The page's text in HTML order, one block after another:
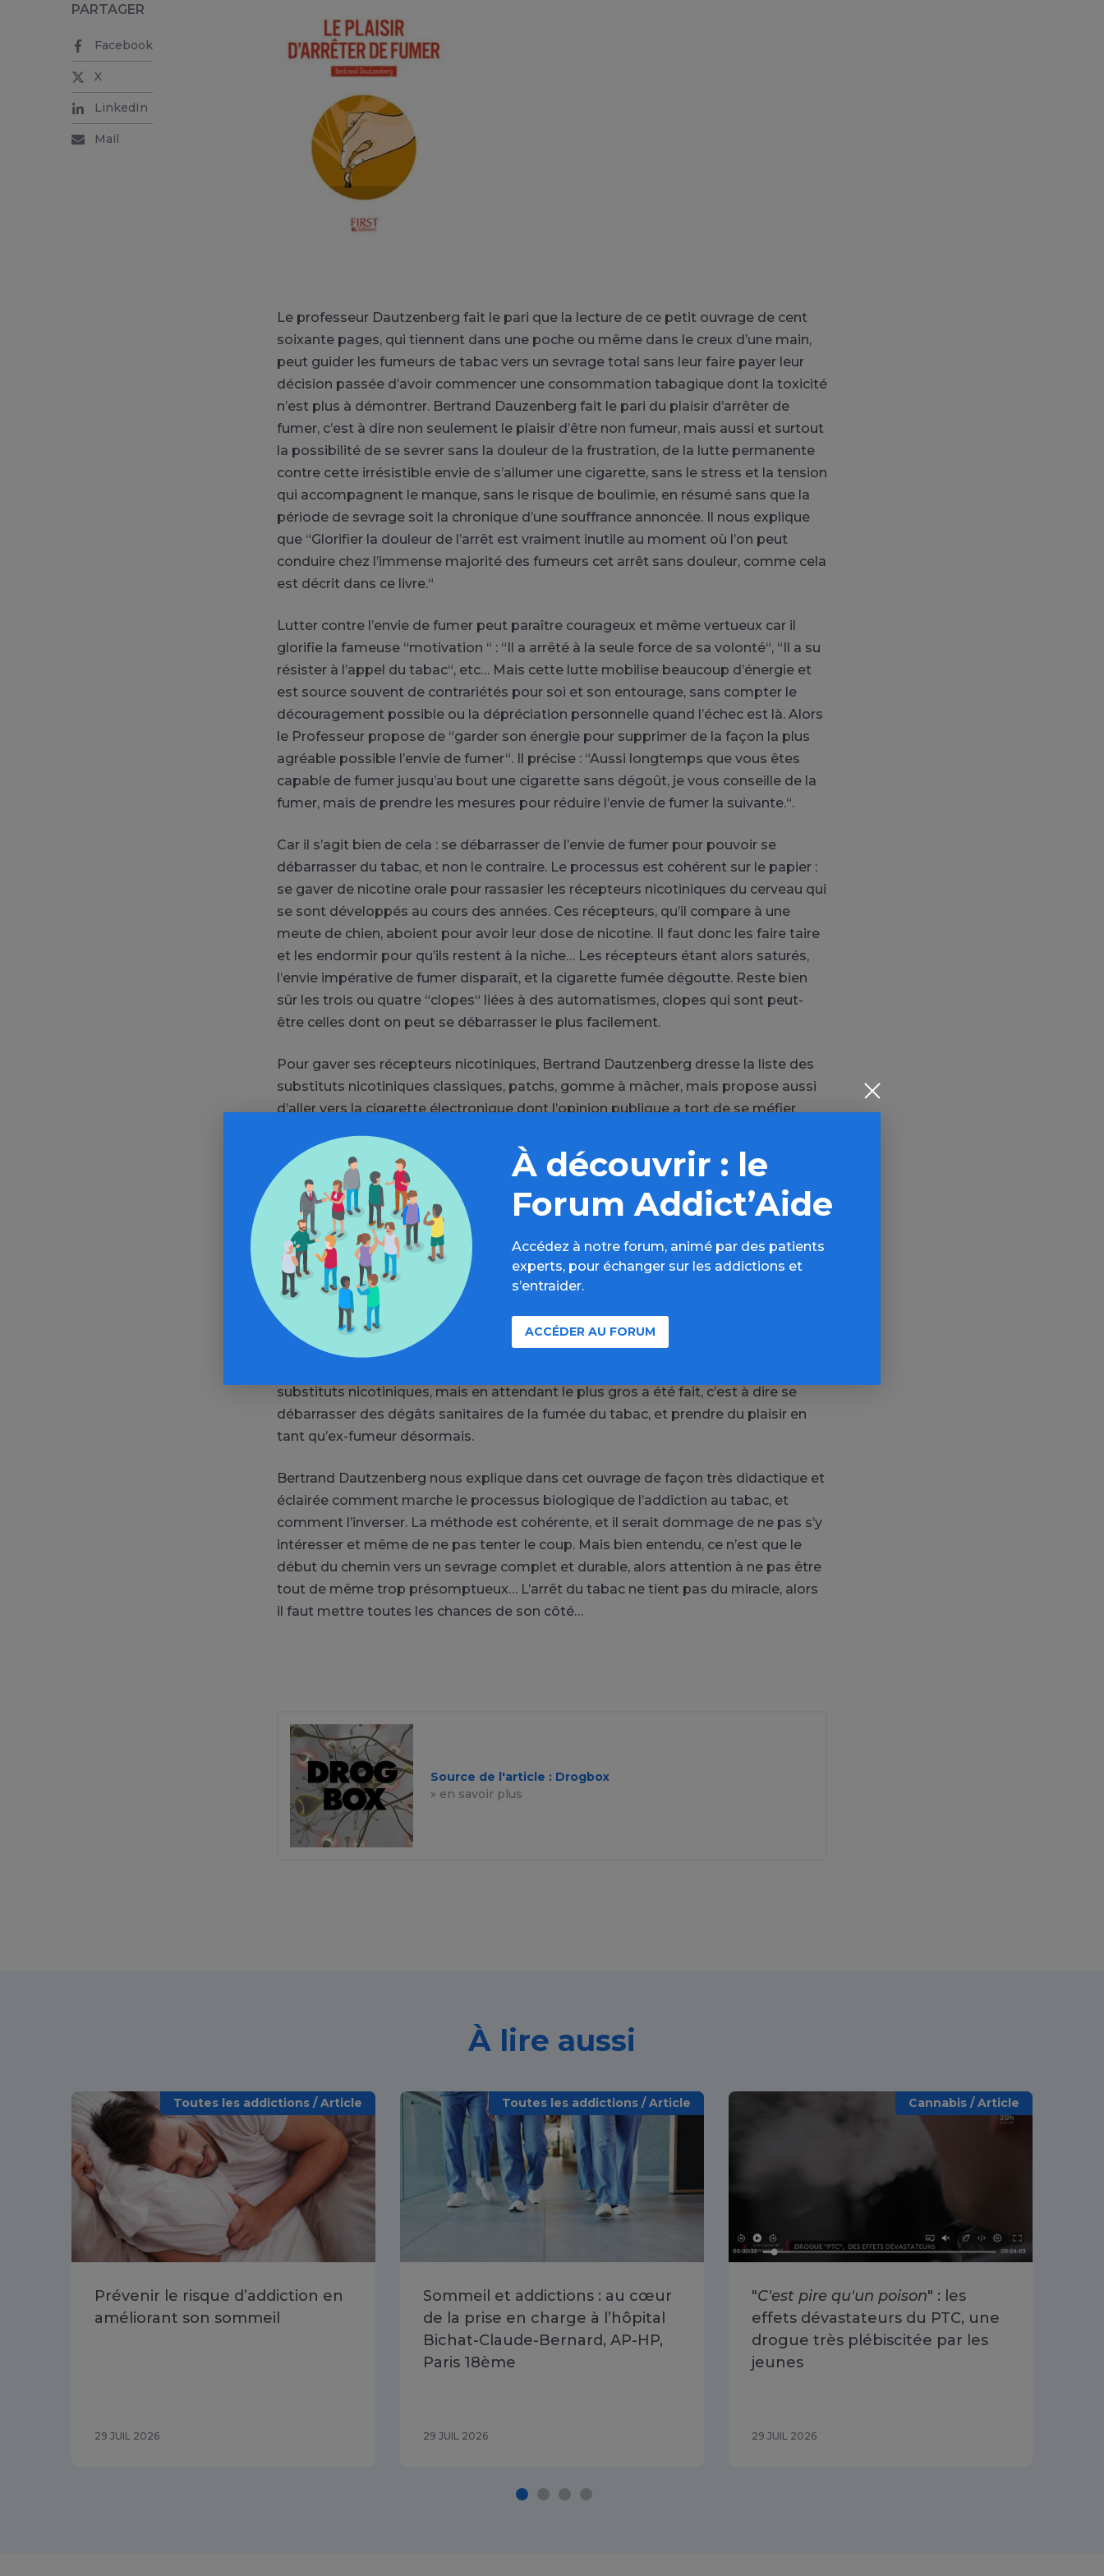
Le professeur Dautzenberg fait le pari que la lecture de ce petit ouvrage de cent
soixante pages, qui tiennent dans une poche ou même dans le creux d’une main,
peut guider les fumeurs de tabac vers un sevrage total sans leur faire payer leur
décision passée d’avoir commencer une consommation tabagique dont la toxicité
n’est plus à démontrer. Bertrand Dauzenberg fait le pari du plaisir d’arrêter de
fumer, c’est à dire non seulement le plaisir d’être non fumeur, mais aussi et surtout
la possibilité de se sevrer sans la douleur de la frustration, de la lutte permanente
contre cette irrésistible envie de s’allumer une cigarette, sans le stress et la tension
qui accompagnent le manque, sans le risque de boulimie, en résumé sans que la
période de sevrage soit la chronique d’une souffrance annoncée. Il nous explique
que “Glorifier la douleur de l’arrêt est vraiment inutile au moment où l’on peut
conduire chez l’immense majorité des fumeurs cet arrêt sans douleur, comme cela
est décrit dans ce livre.“
Lutter contre l’envie de fumer peut paraître courageux et même vertueux car il
glorifie la fameuse “motivation “ : “Il a arrêté à la seule force de sa volonté“, “Il a su
résister à l’appel du tabac“, etc… Mais cette lutte mobilise beaucoup d’énergie et
est source souvent de contrariétés pour soi et son entourage, sans compter le
découragement possible ou la dépréciation personnelle quand l’échec est là. Alors
le Professeur propose de “garder son énergie pour supprimer de la façon la plus
agréable possible l’envie de fumer“. Il précise : “Aussi longtemps que vous êtes
capable de fumer jusqu’au bout une cigarette sans dégoût, je vous conseille de la
fumer, mais de prendre les mesures pour réduire l’envie de fumer la suivante.“.
Car il s’agit bien de cela : se débarrasser de l’envie de fumer pour pouvoir se
débarrasser du tabac, et non le contraire. Le processus est cohérent sur le papier :
se gaver de nicotine orale pour rassasier les récepteurs nicotiniques du cerveau qui
se sont développés au cours des années. Ces récepteurs, qu’il compare à une
meute de chien, aboient pour avoir leur dose de nicotine. Il faut donc les faire taire
et les endormir pour qu’ils restent à la niche… Les récepteurs étant alors saturés,
l’envie impérative de fumer disparaît, et la cigarette fumée dégoutte. Reste bien
sûr les trois ou quatre “clopes“ liées à des automatismes, clopes qui sont peut-
être celles dont on peut se débarrasser le plus facilement.
Pour gaver ses récepteurs nicotiniques, Bertrand Dautzenberg dresse la liste des
substituts nicotiniques classiques, patchs, gomme à mâcher, mais propose aussi
d’aller vers la cigarette électronique dont l’opinion publique a tort de se méfier
aux sceptiques il leur suggère l’image du passager d’un avion en feu qui refuserait
de sauter en parachute car il a entendu dire que le saut en parachute pouvait être
dangereux… En bref, la e-cigarette est une porte de sortie possible, à moindre
risque, du tabagisme. N’ayons pas peur, nous dit le professeur, malgré toutes les
campagnes de dénigrement…
Il s’agit de trouver le substitut que nous convient, quitte à en associer plusieurs,
mais surtout faire très attention à ne pas être sous dosé en nicotine. Souvenons-
nous de la meute de chien prête à aboyer.
substituts nicotiniques, mais en attendant le plus gros a été fait, c’est à dire se
débarrasser des dégâts sanitaires de la fumée du tabac, et prendre du plaisir en
tant qu’ex-fumeur désormais.
Bertrand Dautzenberg nous explique dans cet ouvrage de façon très didactique et
éclairée comment marche le processus biologique de l’addiction au tabac, et
comment l’inverser. La méthode est cohérente, et il serait dommage de ne pas s’y
intéresser et même de ne pas tenter le coup. Mais bien entendu, ce n’est que le
début du chemin vers un sevrage complet et durable, alors attention à ne pas être
tout de même trop présomptueux… L’arrêt du tabac ne tient pas du miracle, alors
il faut mettre toutes les chances de son côté…
PARTAGER
Facebook
X
LinkedIn
Mail
Source de l'article : Drogbox
» en savoir plus
À lire aussi
Toutes les addictions / Article
Prévenir le risque d’addiction en
améliorant son sommeil
29 JUIL 2026
Toutes les addictions / Article
Sommeil et addictions : au cœur
de la prise en charge à l’hôpital
Bichat-Claude-Bernard, AP-HP,
Paris 18ème
29 JUIL 2026
Cannabis / Article
"C'est pire qu'un poison" : les
effets dévastateurs du PTC, une
drogue très plébiscitée par les
jeunes
29 JUIL 2026
À découvrir : le
Forum Addict’Aide
Accédez à notre forum, animé par des patients
experts, pour échanger sur les addictions et
s’entraider.
ACCÉDER AU FORUM